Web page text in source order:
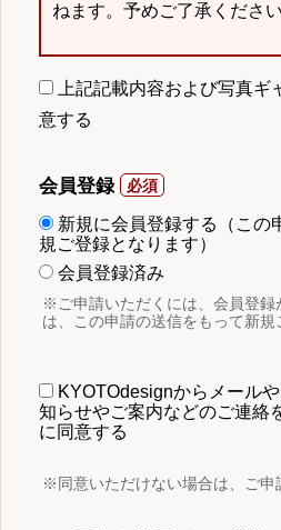
ねます。予めご了承ください
上記記載内容および写真ギ
意する
会員登録
新規に会員登録する（この
規ご登録となります）
会員登録済み
※ご申請いただくには、会員登録
は、この申請の送信をもって新規
KYOTOdesignからメール
知らせやご案内などのご連絡
に同意する
※同意いただけない場合は、ご申